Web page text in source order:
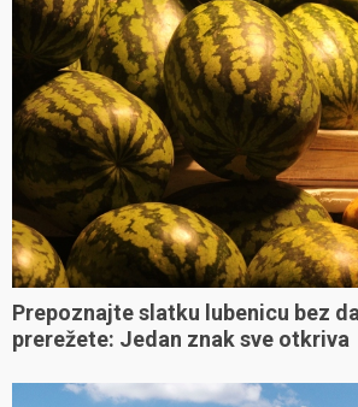
Prepoznajte slatku lubenicu bez
prerežete: Jedan znak sve otkriva